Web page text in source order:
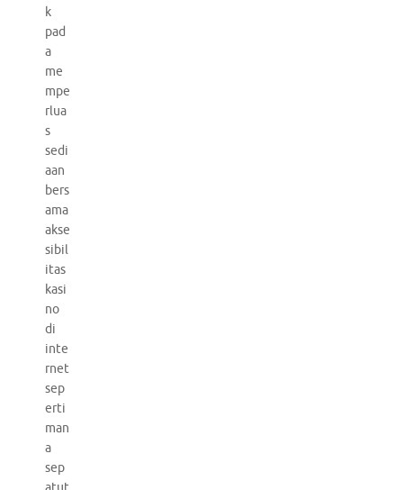
k
pad
a
me
mpe
rlua
s
sedi
aan
bers
ama
akse
sibil
itas
kasi
no
di
inte
rnet
sep
erti
man
a
sep